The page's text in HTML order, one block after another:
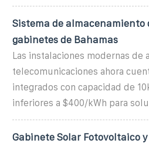
Sistema de almacenamiento
gabinetes de Bahamas
Las instalaciones modernas de
telecomunicaciones ahora
integrados con capacidad de
inferiores a $400/kWh para
Gabinete Solar Fotovoltaico